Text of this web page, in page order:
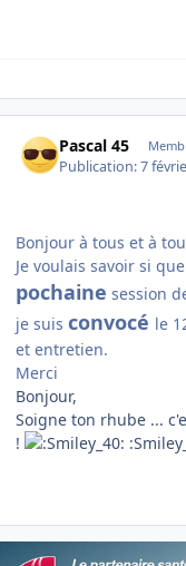
Pascal 45
Publication:7
Bonjour à tous et à
Je voulais savoir si
pochaine session
je suis convocé le
et entretien.
Merci
Bonjour,
Soigne ton rhube ...
!